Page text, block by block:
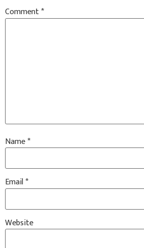
Comment*
Name*
Email*
Website